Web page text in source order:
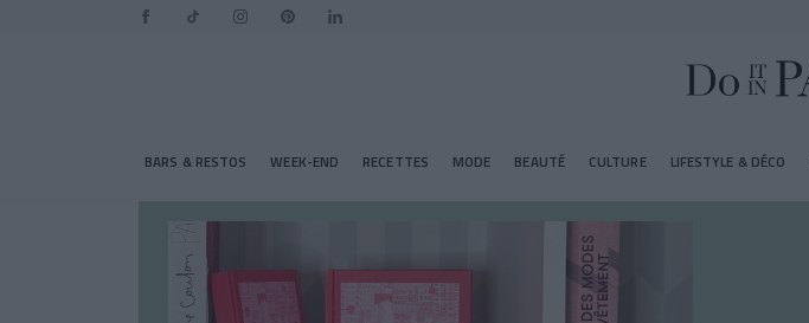
BARS & RESTOS WEEK-END RECETTES MODE BEAUTÉ CULTURE LIFESTYLE & DÉCO